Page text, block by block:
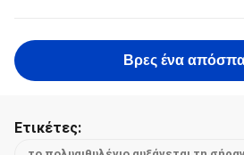
Βρες ένα
Ετικέτες: